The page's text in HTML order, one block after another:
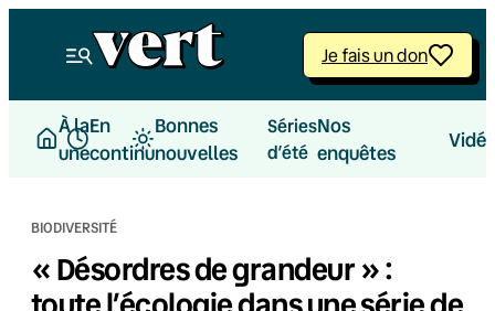
Je fais un don
À la
une
En
continu
Bonnes
nouvelles
Séries
d’été
Nos
enquêtes
BIODIVERSITÉ
« Désordres de grandeur » :